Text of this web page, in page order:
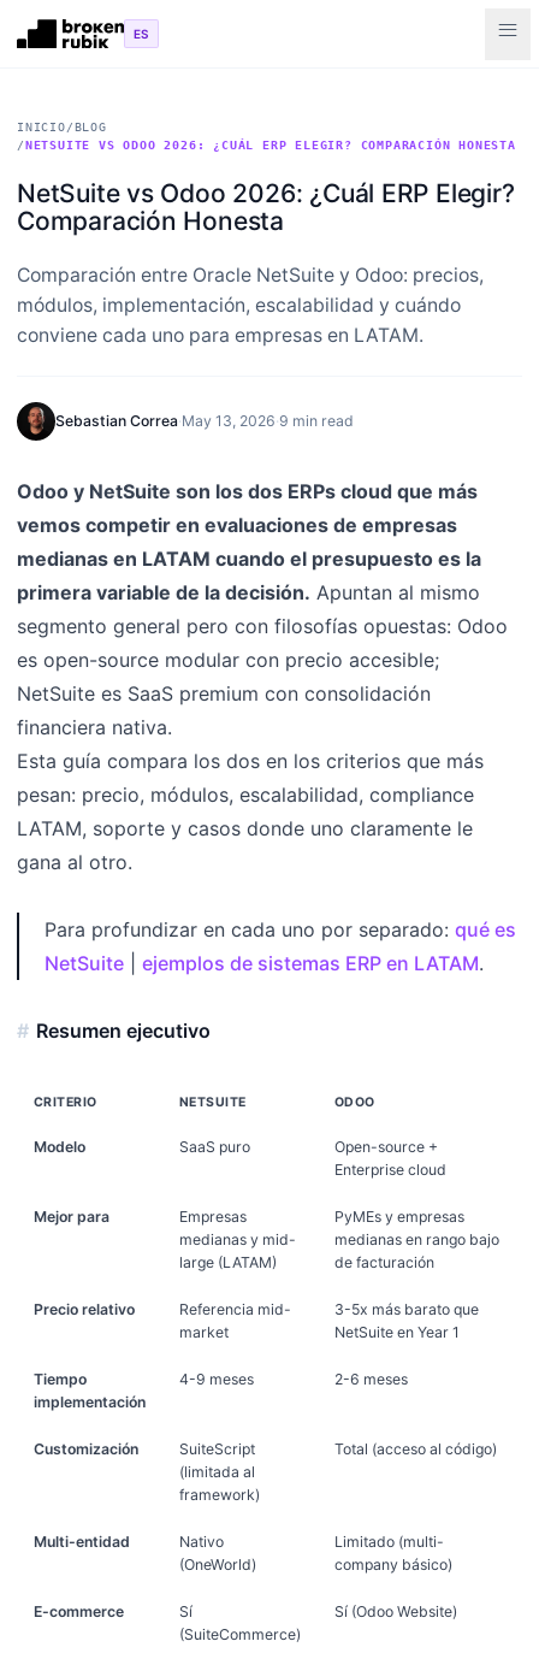
ES menu
INICIO/BLOG
/NETSUITE VS ODOO 2026: ¿CUÁL ERP ELEGIR? COMPARACIÓN HONESTA
NetSuite vs Odoo 2026: ¿Cuál ERP Elegir?
Comparación Honesta
Comparación entre Oracle NetSuite y Odoo: precios,
módulos, implementación, escalabilidad y cuándo
conviene cada uno para empresas en LATAM.
Sebastian Correa·May 13, 2026·9 min read
Odoo y NetSuite son los dos ERPs cloud que más
vemos competir en evaluaciones de empresas
medianas en LATAM cuando el presupuesto es la
primera variable de la decisión. Apuntan al mismo
segmento general pero con filosofías opuestas: Odoo
es open-source modular con precio accesible;
NetSuite es SaaS premium con consolidación
financiera nativa.
Esta guía compara los dos en los criterios que más
pesan: precio, módulos, escalabilidad, compliance
LATAM, soporte y casos donde uno claramente le
gana al otro.
Para profundizar en cada uno por separado: qué es
NetSuite
ejemplos de sistemas ERP en LATAM.
Resumen ejecutivo
CRITERIO NETSUITE ODOO
Modelo SaaS puro
Open-source +
Enterprise cloud
Mejor para
Empresas
medianas y mid-
large (LATAM)
PyMEs y empresas
medianas en rango bajo
de facturación
Precio relativo
Referencia mid-
market
3-5x más barato que
NetSuite en Year 1
Tiempo
implementación
4-9 meses 2-6 meses
Customización
SuiteScript
(limitada al
framework)
Total (acceso al código)
Multi-entidad
Nativo
(OneWorld)
Limitado (multi-
company básico)
E-commerce
Sí
(SuiteCommerce)
Sí (Odoo Website)